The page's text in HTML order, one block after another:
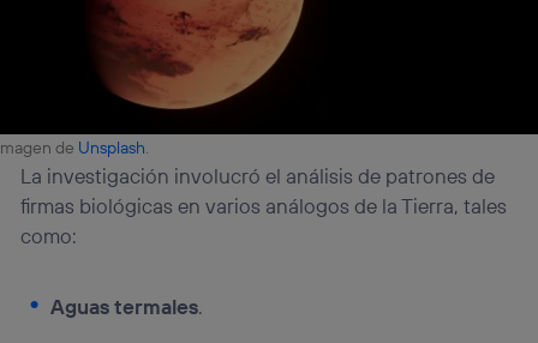
de Unsplash.
La investigación involucró el análisis de patrones de
firmas biológicas en varios análogos de la Tierra, tales
como:
Aguas termales.